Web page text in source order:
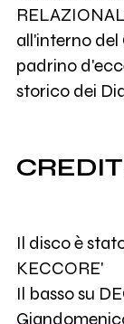
all'interno del
padrino
storico dei
Il disco è
KECCORE'
Il basso su